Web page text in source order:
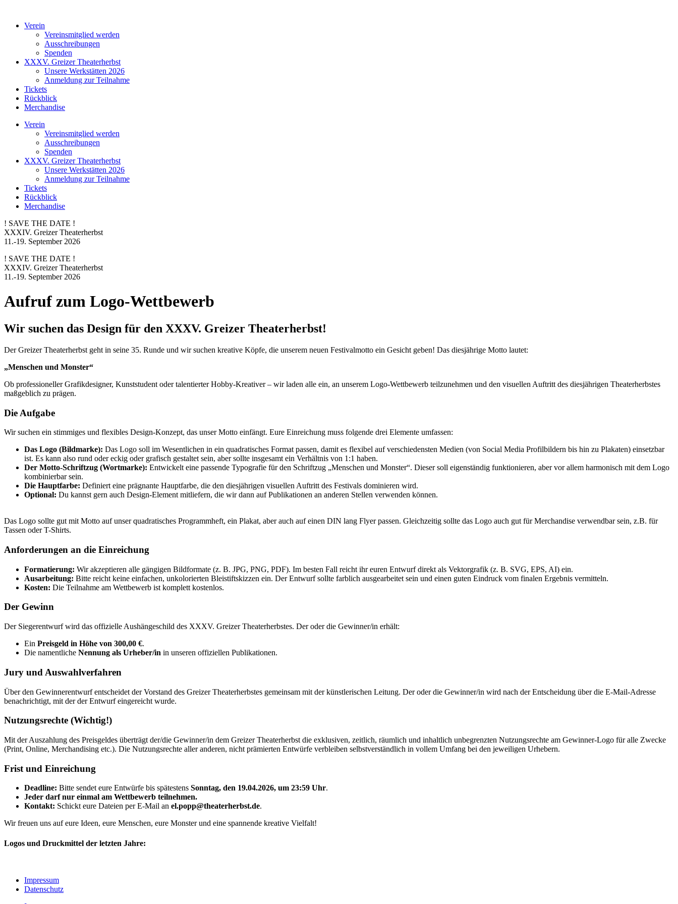
Verein
Vereinsmitglied werden
Ausschreibungen
Spenden
XXXV. Greizer Theaterherbst
Unsere Werkstätten 2026
Anmeldung zur Teilnahme
Tickets
Rückblick
Merchandise
Verein
Vereinsmitglied werden
Ausschreibungen
Spenden
XXXV. Greizer Theaterherbst
Unsere Werkstätten 2026
Anmeldung zur Teilnahme
Tickets
Rückblick
Merchandise
! SAVE THE DATE !
XXXIV. Greizer Theaterherbst
11.-19. September 2026
! SAVE THE DATE !
XXXIV. Greizer Theaterherbst
11.-19. September 2026
Aufruf zum Logo-Wettbewerb
Wir suchen das Design für den XXXV. Greizer Theaterherbst!
Der Greizer Theaterherbst geht in seine 35. Runde und wir suchen kreative Köpfe, die unserem neuen Festivalmotto ein Gesicht geben! Das diesjährige Motto lautet:
„Menschen und Monster“
Ob professioneller Grafikdesigner, Kunststudent oder talentierter Hobby-Kreativer – wir laden alle ein, an unserem Logo-Wettbewerb teilzunehmen und den visuellen Auftritt des diesjährigen Theaterherbstes
maßgeblich zu prägen.
Die Aufgabe
Wir suchen ein stimmiges und flexibles Design-Konzept, das unser Motto einfängt. Eure Einreichung muss folgende drei Elemente umfassen:
Das Logo (Bildmarke): Das Logo soll im Wesentlichen in ein quadratisches Format passen, damit es flexibel auf verschiedensten Medien (von Social Media Profilbildern bis hin zu Plakaten) einsetzbar
ist. Es kann also rund oder eckig oder grafisch gestaltet sein, aber sollte insgesamt ein Verhältnis von 1:1 haben.
Der Motto-Schriftzug (Wortmarke): Entwickelt eine passende Typografie für den Schriftzug „Menschen und Monster“. Dieser soll eigenständig funktionieren, aber vor allem harmonisch mit dem Logo
kombinierbar sein.
Die Hauptfarbe: Definiert eine prägnante Hauptfarbe, die den diesjährigen visuellen Auftritt des Festivals dominieren wird.
Optional: Du kannst gern auch Design-Element mitliefern, die wir dann auf Publikationen an anderen Stellen verwenden können.
Das Logo sollte gut mit Motto auf unser quadratisches Programmheft, ein Plakat, aber auch auf einen DIN lang Flyer passen. Gleichzeitig sollte das Logo auch gut für Merchandise verwendbar sein, z.B. für
Tassen oder T-Shirts.
Anforderungen an die Einreichung
Formatierung: Wir akzeptieren alle gängigen Bildformate (z. B. JPG, PNG, PDF). Im besten Fall reicht ihr euren Entwurf direkt als Vektorgrafik (z. B. SVG, EPS, AI) ein.
Ausarbeitung: Bitte reicht keine einfachen, unkolorierten Bleistiftskizzen ein. Der Entwurf sollte farblich ausgearbeitet sein und einen guten Eindruck vom finalen Ergebnis vermitteln.
Kosten: Die Teilnahme am Wettbewerb ist komplett kostenlos.
Der Gewinn
Der Siegerentwurf wird das offizielle Aushängeschild des XXXV. Greizer Theaterherbstes. Der oder die Gewinner/in erhält:
Ein Preisgeld in Höhe von 300,00 €.
Die namentliche Nennung als Urheber/in in unseren offiziellen Publikationen.
Jury und Auswahlverfahren
Über den Gewinnerentwurf entscheidet der Vorstand des Greizer Theaterherbstes gemeinsam mit der künstlerischen Leitung. Der oder die Gewinner/in wird nach der Entscheidung über die E-Mail-Adresse
benachrichtigt, mit der der Entwurf eingereicht wurde.
Nutzungsrechte (Wichtig!)
Mit der Auszahlung des Preisgeldes überträgt der/die Gewinner/in dem Greizer Theaterherbst die exklusiven, zeitlich, räumlich und inhaltlich unbegrenzten Nutzungsrechte am Gewinner-Logo für alle Zwecke
(Print, Online, Merchandising etc.). Die Nutzungsrechte aller anderen, nicht prämierten Entwürfe verbleiben selbstverständlich in vollem Umfang bei den jeweiligen Urhebern.
Frist und Einreichung
Deadline: Bitte sendet eure Entwürfe bis spätestens Sonntag, den 19.04.2026, um 23:59 Uhr.
Jeder darf nur einmal am Wettbewerb teilnehmen.
Kontakt: Schickt eure Dateien per E-Mail an el.popp@theaterherbst.de.
Wir freuen uns auf eure Ideen, eure Menschen, eure Monster und eine spannende kreative Vielfalt!
Logos und Druckmittel der letzten Jahre:
Impressum
Datenschutz